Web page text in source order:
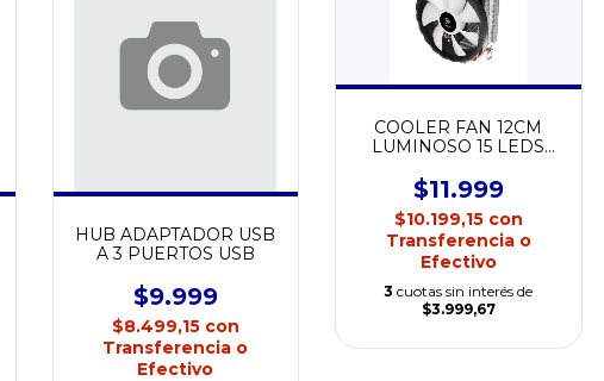
HUB ADAPTADOR USB
A 3 PUERTOS USB
$9.999
$8.499,15 con
Transferencia o
Efectivo
COOLER FAN 12CM
LUMINOSO 15 LEDS
$11.999
$10.199,15 con
Transferencia o
Efectivo
3 cuotas sin interés de
$3.999,67